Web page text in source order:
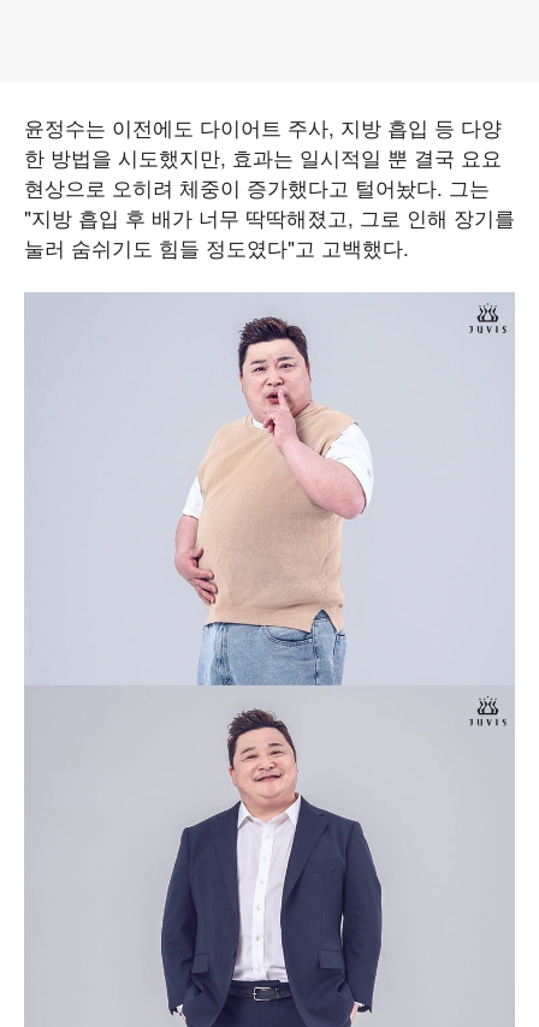
윤정수는 이전에도 다이어트 주사, 지방 흡입 등 다양
한 방법을 시도했지만, 효과는 일시적일 뿐 결국 요요
현상으로 오히려 체중이 증가했다고 털어놨다. 그는
"지방 흡입 후 배가 너무 딱딱해졌고, 그로 인해 장기를
눌러 숨쉬기도 힘들 정도였다"고 고백했다.